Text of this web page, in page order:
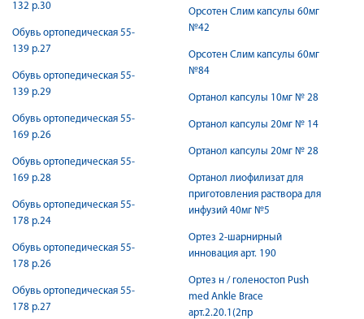
132 р.30
Обувь ортопедическая 55-
139 р.27
Обувь ортопедическая 55-
139 р.29
Обувь ортопедическая 55-
169 р.26
Обувь ортопедическая 55-
169 р.28
Обувь ортопедическая 55-
178 р.24
Обувь ортопедическая 55-
178 р.26
Обувь ортопедическая 55-
178 р.27
Орсотен Слим капсулы 60мг
№42
Орсотен Слим капсулы 60мг
№84
Ортанол капсулы 10мг № 28
Ортанол капсулы 20мг № 14
Ортанол капсулы 20мг № 28
Ортанол лиофилизат для
приготовления раствора для
инфузий 40мг №5
Ортез 2-шарнирный
инновация арт. 190
Ортез н / голеностоп Push
med Ankle Brace
арт.2.20.1(2пр